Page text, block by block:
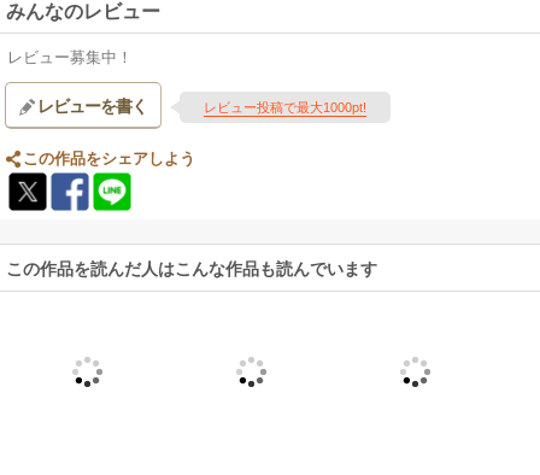
みんなのレビュー
レビュー募集中！
レビューを書く レビュー投稿で最大1000pt!
この作品をシェアしよう
この作品を読んだ人はこんな作品も読んでいます